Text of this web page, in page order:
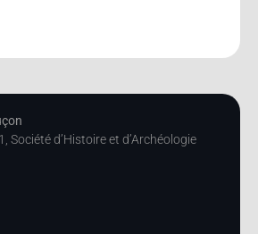
Société d’Histoire et d’Archéologie